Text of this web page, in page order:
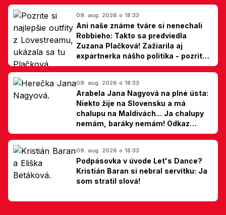
09. aug. 2026 o 18:33
Ani naše známe tváre si nenechali
Robbieho: Takto sa predviedla
Zuzana Plačková! Zažiarila aj
expartnerka nášho politika - pozrite
si TOP outfity z Lovestreamu
09. aug. 2026 o 18:33
Arabela Jana Nagyová na plné ústa:
Niekto žije na Slovensku a má
chalupu na Maldivách... Ja chalupy
nemám, baráky nemám! Odkaz
Slovákom
09. aug. 2026 o 18:33
Podpásovka v úvode Let's Dance?
Kristián Baran si nebral servítku: Ja
som stratil slová!